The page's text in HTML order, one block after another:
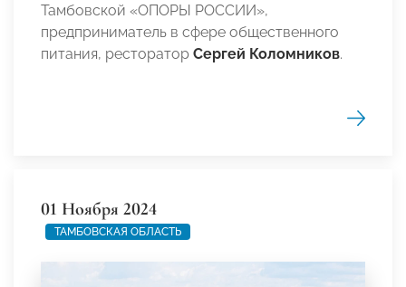
Тамбовской «ОПОРЫ РОССИИ»,
предприниматель в сфере общественного
питания, ресторатор Сергей Коломников.
01 Ноября 2024
ТАМБОВСКАЯ ОБЛАСТЬ